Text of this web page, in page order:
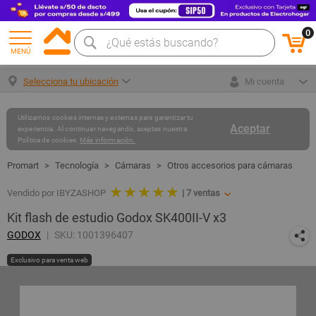
MENÚ
0
Selecciona tu ubicación Mi cuenta
Aceptar
Utilizamos cookies internas y externas para garantizar tu
experiencia. Al continuar navegando, aceptas nuestra
Política de cookies. Más información.
Tecnología Cámaras Otros accesorios para cámaras
Vendido por IBYZASHOP ★ ★ ★ ★ ★ | 7 ventas
Kit flash de estudio Godox SK400II-V x3
GODOX SKU: 1001396407
Exclusivo para venta web